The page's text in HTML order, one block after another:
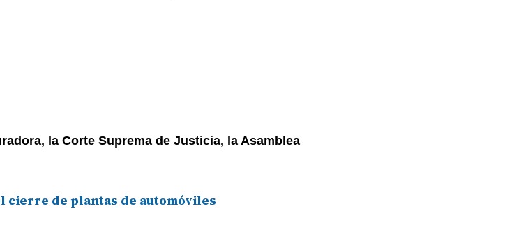
la Corte Suprema de Justicia, la Asamblea
cierre de plantas de automóviles